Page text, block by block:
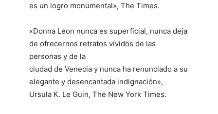
es un logro monumental», The Times.
«Donna Leon nunca es superficial, nunca deja
de ofrecernos retratos vívidos de las
personas y de la
ciudad de Venecia y nunca ha renunciado a su
elegante y desencantada indignación»,
Ursula K. Le Guin, The New York Times.